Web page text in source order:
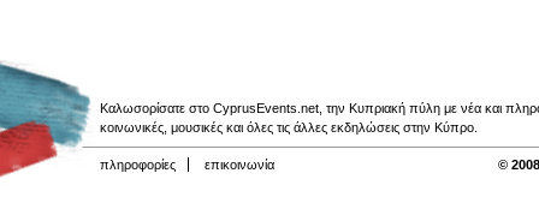
Καλωσορίσατε στο CyprusEvents.net, την Κυπριακή πύλη με νέα και
κοινωνικές, μουσικές και όλες τις άλλες εκδηλώσεις στην Κύπρο.
πληροφορίες επικοινωνία ©